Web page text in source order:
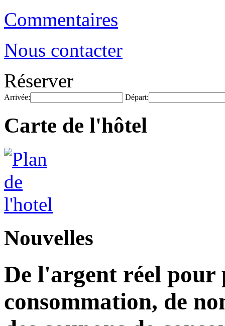
Commentaires
Nous contacter
Réserver
Arrivée: Départ:
Carte de l'hôtel
Nouvelles
De l'argent réel
consommation, de